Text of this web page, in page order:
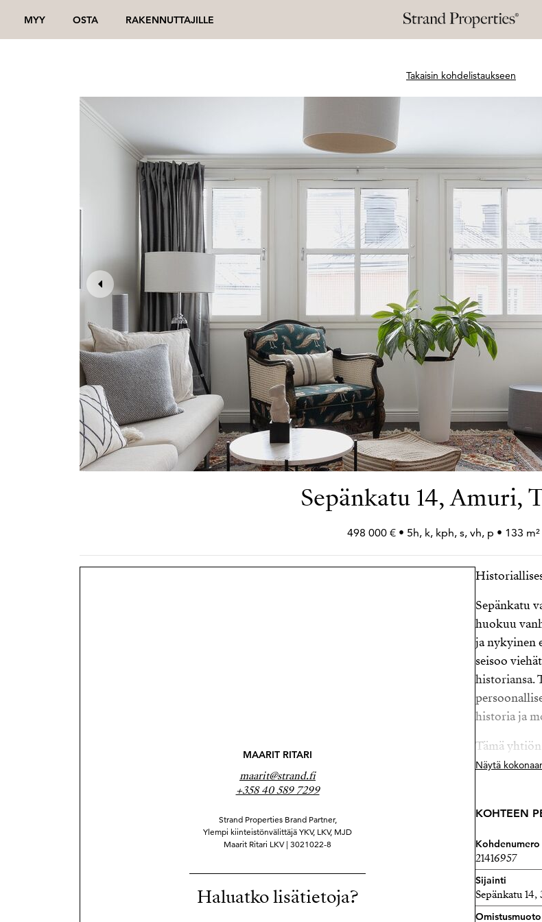
MYY OSTA RAKENNUTTAJILLE
Takaisin kohdelistaukseen
Sepänkatu 14, Amuri,
498 000 € • 5h, k, kph, s, vh, p • 133
MAARIT RITARI
maarit@strand.fi
+358 40 589 7299
Strand Properties Brand Partner,
Ylempi kiinteistönvälittäjä YKV, LKV, MJD
Maarit Ritari LKV | 3021022-8
Haluatko lisätietoja?
Sepänkatu
huokuu
ja nykyinen
seisoo
historiansa.
historia ja
Tämä
saunana –
pihapiiriin
osa tarinaa
Tällaiset
Näytä
KOHTEEN
Kohdenumero
21416957
Sijainti
Sepänkatu 14,
Omistusmuoto